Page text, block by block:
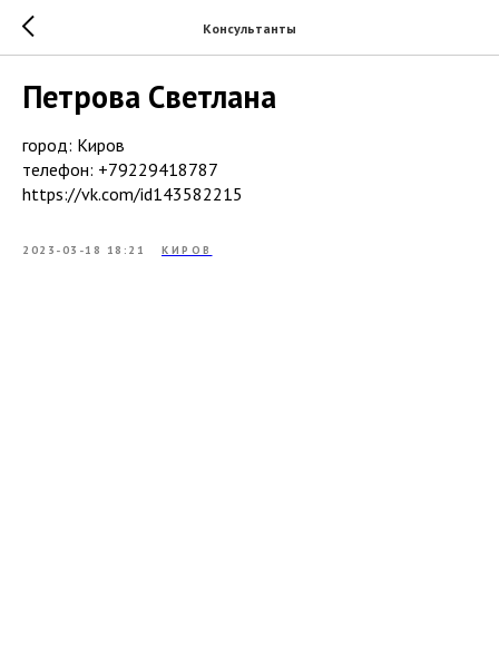
Консультанты
Петрова Светлана
город: Киров
телефон: +79229418787
https://vk.com/id143582215
2023-03-18 18:21 КИРОВ